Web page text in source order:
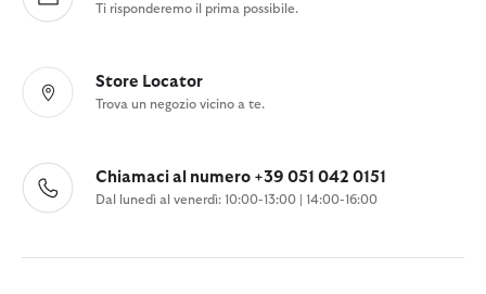
Ti risponderemo il prima possibile.
Store Locator
Trova un negozio vicino a te.
Chiamaci al numero +39 051 042 0151
Dal lunedì al venerdì: 10:00-13:00 | 14:00-16:00